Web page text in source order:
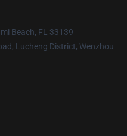
Beach, FL 33139
Lucheng District, Wenzhou